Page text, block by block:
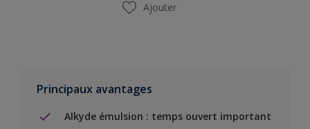
Ajouter
Principaux avantages
Alkyde émulsion : temps ouvert important